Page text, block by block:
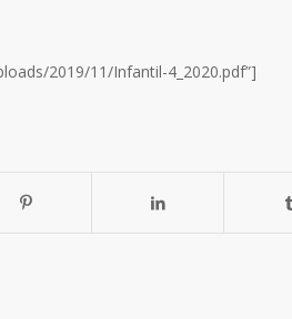
2019/11/Infantil-4_2020.pdf”]